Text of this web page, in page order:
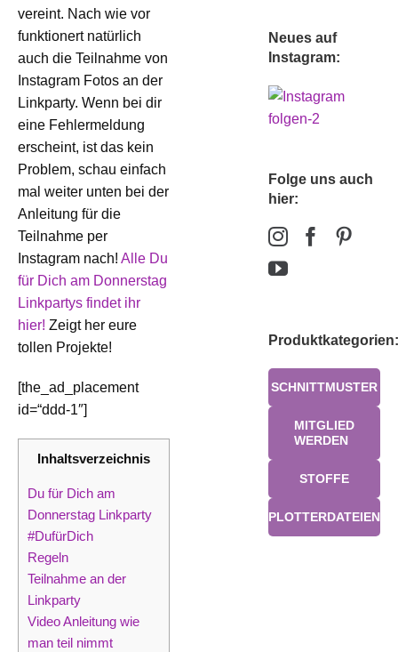
vereint. Nach wie vor
funktionert natürlich
auch die Teilnahme von
Instagram Fotos an der
Linkparty. Wenn bei dir
eine Fehlermeldung
erscheint, ist das kein
Problem, schau einfach
mal weiter unten bei der
Anleitung für die
Teilnahme per
Instagram nach! Alle Du
für Dich am Donnerstag
Linkpartys findet ihr
hier! Zeigt her eure
tollen Projekte!
[the_ad_placement
id=“ddd-1″]
Inhaltsverzeichnis
Du für Dich am
Donnerstag Linkparty
#DufürDich
Regeln
Teilnahme an der
Linkparty
Video Anleitung wie
man teil nimmt
Neues auf
Instagram:
Folge uns auch
hier:
Produktkategorien:
SCHNITTMUSTER
MITGLIED
WERDEN
STOFFE
PLOTTERDATEIEN